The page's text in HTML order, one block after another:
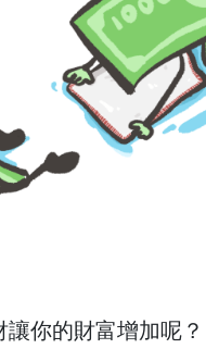
你的財富增加呢？